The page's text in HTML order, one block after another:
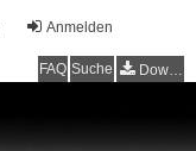
Anmelden
FAQ Suche Downloads